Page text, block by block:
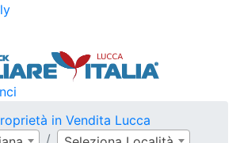
in Vendita Lucca